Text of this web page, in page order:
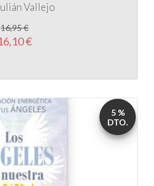
Vallejo
16,95 €
€
5 %
DTO.